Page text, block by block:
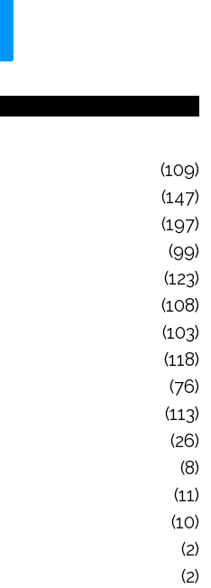
109
147
197
99
123
108
103
118
76
113
26
8
11
10
2
2